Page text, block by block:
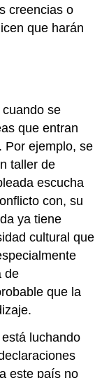
creencias o
que harán
se
que entran
Por ejemplo, se
taller de
escucha
con, su
ya tiene
cultural que
de
que la
luchando
este país no